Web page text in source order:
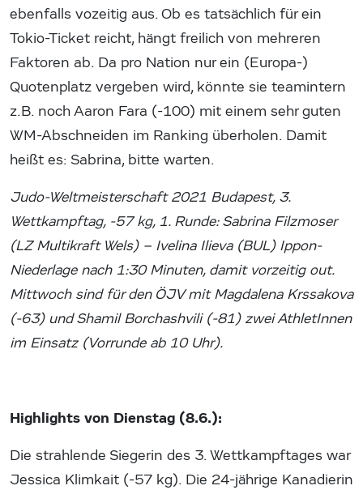
ebenfalls vozeitig aus. Ob es tatsächlich für ein
Tokio-Ticket reicht, hängt freilich von mehreren
Faktoren ab. Da pro Nation nur ein (Europa-)
Quotenplatz vergeben wird, könnte sie teamintern
z.B. noch Aaron Fara (-100) mit einem sehr guten
WM-Abschneiden im Ranking überholen. Damit
heißt es: Sabrina, bitte warten.
Judo-Weltmeisterschaft 2021 Budapest, 3.
Wettkampftag, -57 kg, 1. Runde: Sabrina Filzmoser
(LZ Multikraft Wels) – Ivelina Ilieva (BUL) Ippon-
Niederlage nach 1:30 Minuten, damit vorzeitig out.
Mittwoch sind für den ÖJV mit Magdalena Krssakova
(-63) und Shamil Borchashvili (-81) zwei AthletInnen
im Einsatz (Vorrunde ab 10 Uhr).
Highlights von Dienstag (8.6.):
Die strahlende Siegerin des 3. Wettkampftages war
Jessica Klimkait (-57 kg). Die 24-jährige Kanadierin